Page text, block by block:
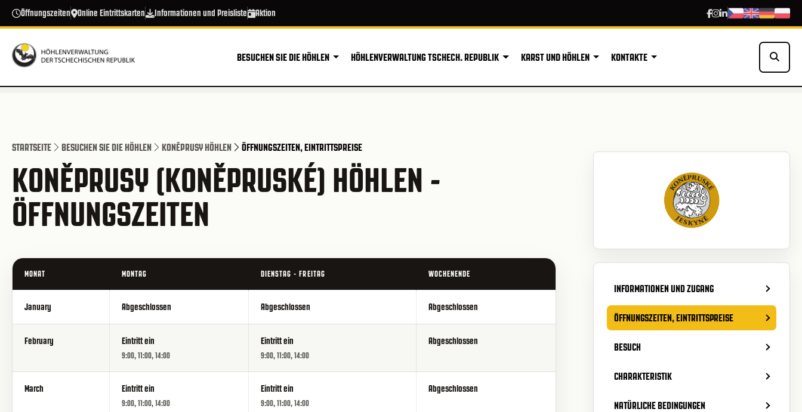
Direkt zum Inhalt
Öffnungszeiten Online Eintrittskarten Informationen und Preisliste Aktion
BESUCHEN SIE DIE HÖHLEN HÖHLENVERWALTUNG TSCHECH. REPUBLIK KARST UND HÖHLEN KONTAKTE
STARTSEITE BESUCHEN SIE DIE HÖHLEN KONĚPRUSY HÖHLEN ÖFFNUNGSZEITEN, EINTRITTSPREISE
KONĚPRUSY (KONĚPRUSKÉ) HÖHLEN -
ÖFFNUNGSZEITEN
MONAT MONTAG DIENSTAG - FREITAG WOCHENENDE
January Abgeschlossen Abgeschlossen Abgeschlossen
February Eintritt ein
9:00, 11:00, 14:00
Eintritt ein
9:00, 11:00, 14:00
Abgeschlossen
March Eintritt ein
9:00, 11:00, 14:00
Eintritt ein
9:00, 11:00, 14:00
Abgeschlossen
INFORMATIONEN UND ZUGANG
ÖFFNUNGSZEITEN, EINTRITTSPREISE
BESUCH
CHARAKTERISTIK
NATÜRLICHE BEDINGUNGEN